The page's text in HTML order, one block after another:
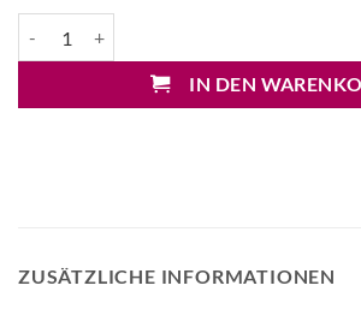
IN DEN
ZUSÄTZLICHE INFORMATIONEN